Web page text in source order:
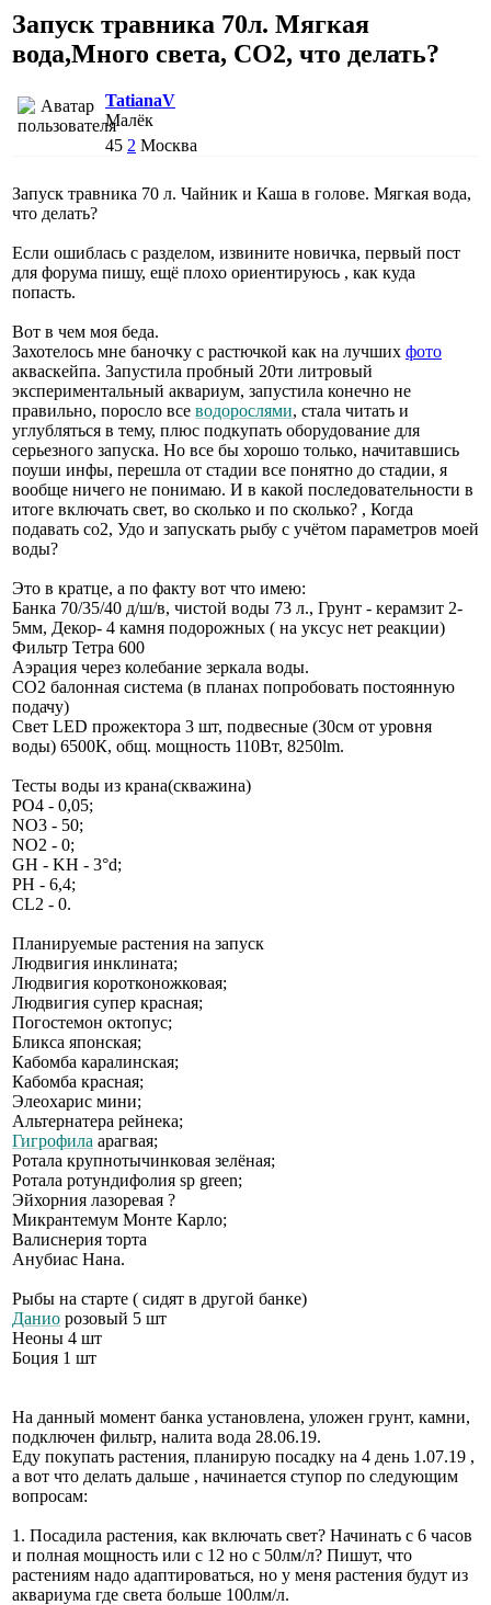
Запуск травника 70л. Мягкая
вода,Много света, СО2, что делать?
TatianaV
Малёк
45 2 Москва
Запуск травника 70 л. Чайник и Каша в голове. Мягкая вода,
что делать?
Если ошиблась с разделом, извините новичка, первый пост
для форума пишу, ещё плохо ориентируюсь , как куда
попасть.
Вот в чем моя беда.
Захотелось мне баночку с растючкой как на лучших фото
акваскейпа. Запустила пробный 20ти литровый
экспериментальный аквариум, запустила конечно не
правильно, поросло все водорослями, стала читать и
углубляться в тему, плюс подкупать оборудование для
серьезного запуска. Но все бы хорошо только, начитавшись
поуши инфы, перешла от стадии все понятно до стадии, я
вообще ничего не понимаю. И в какой последовательности в
итоге включать свет, во сколько и по сколько? , Когда
подавать со2, Удо и запускать рыбу с учётом параметров моей
воды?
Это в кратце, а по факту вот что имею:
Банка 70/35/40 д/ш/в, чистой воды 73 л., Грунт - керамзит 2-
5мм, Декор- 4 камня подорожных ( на уксус нет реакции)
Фильтр Тетра 600
Аэрация через колебание зеркала воды.
СО2 балонная система (в планах попробовать постоянную
подачу)
Свет LED прожектора 3 шт, подвесные (30см от уровня
воды) 6500К, общ. мощность 110Вт, 8250lm.
Тесты воды из крана(скважина)
PO4 - 0,05;
NO3 - 50;
NO2 - 0;
GH - KH - 3°d;
PH - 6,4;
CL2 - 0.
Планируемые растения на запуск
Людвигия инклината;
Людвигия коротконожковая;
Людвигия супер красная;
Погостемон октопус;
Бликса японская;
Кабомба каралинская;
Кабомба красная;
Элеохарис мини;
Альтернатера рейнека;
Гигрофила арагвая;
Ротала крупнотычинковая зелёная;
Ротала ротундифолия sp green;
Эйхорния лазоревая ?
Микрантемум Монте Карло;
Валиснерия торта
Анубиас Нана.
Рыбы на старте ( сидят в другой банке)
Данио розовый 5 шт
Неоны 4 шт
Боция 1 шт
На данный момент банка установлена, уложен грунт, камни,
подключен фильтр, налита вода 28.06.19.
Еду покупать растения, планирую посадку на 4 день 1.07.19 ,
а вот что делать дальше , начинается ступор по следующим
вопросам:
1. Посадила растения, как включать свет? Начинать с 6 часов
и полная мощность или с 12 но с 50лм/л? Пишут, что
растениям надо адаптироваться, но у меня растения будут из
аквариума где света больше 100лм/л.